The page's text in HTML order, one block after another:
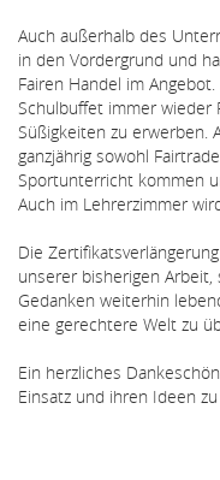
Auch außerhalb des
in den Vordergrund und
Fairen Handel im
Schulbuffet immer wieder
Süßigkeiten zu erwerben.
ganzjährig sowohl
Sportunterricht kommen
Auch im Lehrerzimmer
Die
unserer bisherigen
Gedanken weiterhin
eine gerechtere Welt zu
Ein herzliches
Einsatz und ihren Ideen